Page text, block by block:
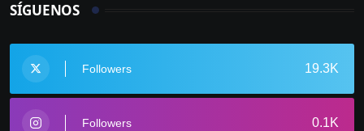
SÍGUENOS
19.3K
Followers
0.1K
Followers